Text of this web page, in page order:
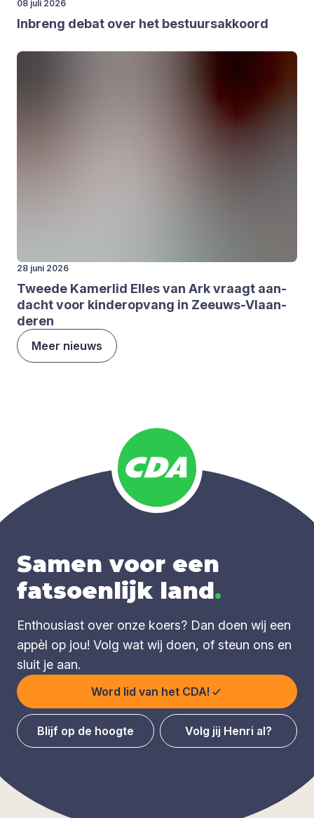
08 juli 2026
Inbreng debat over het bestuurs­ak­koord
28 juni 2026
Twee­de Kamer­lid Elles van Ark vraagt aan­
dacht voor kin­der­op­vang in Zeeuws-Vlaan­
de­ren
Meer nieuws
Samen voor een
fatsoenlijk land.
Enthousiast over onze koers? Dan doen wij een
appèl op jou! Volg wat wij doen, of steun ons en
sluit je aan.
Word lid van het CDA!
Blijf op de hoogte Volg jij Henri al?